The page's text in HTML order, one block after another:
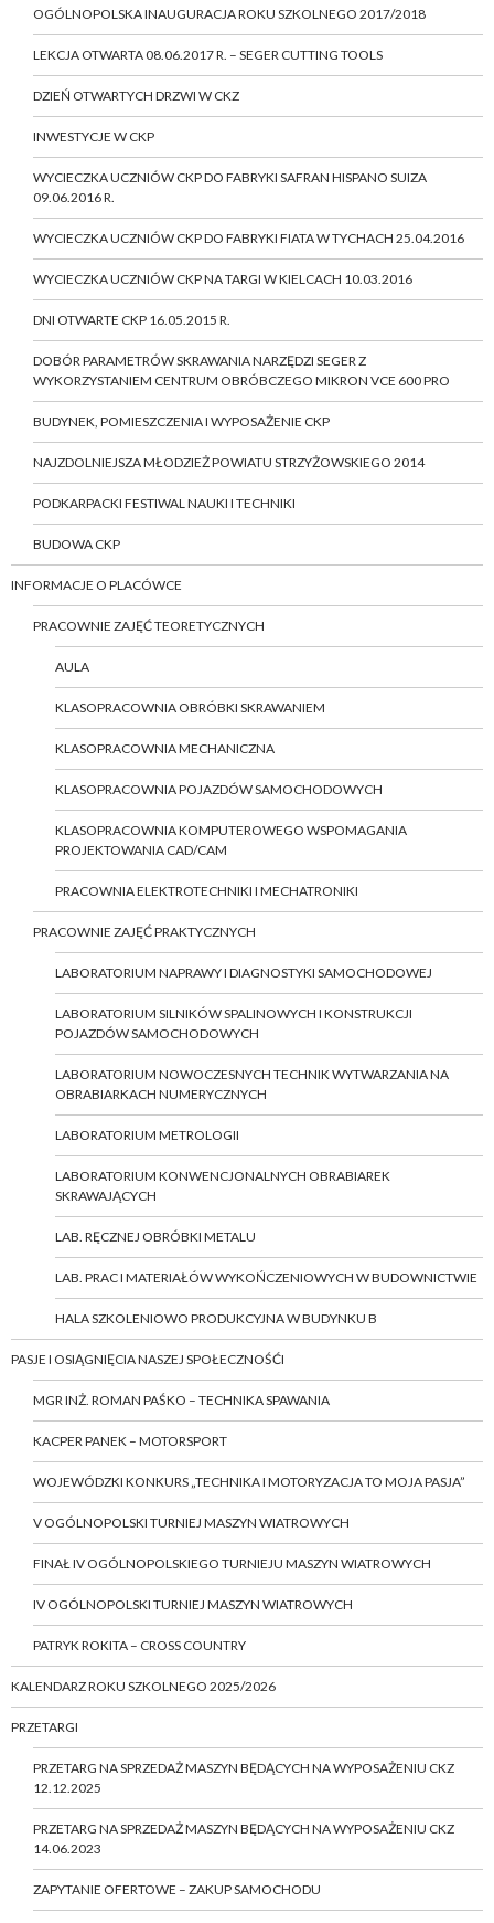
OGÓLNOPOLSKA INAUGURACJA ROKU SZKOLNEGO 2017/2018
LEKCJA OTWARTA 08.06.2017 R. – SEGER CUTTING TOOLS
DZIEŃ OTWARTYCH DRZWI W CKZ
INWESTYCJE W CKP
WYCIECZKA UCZNIÓW CKP DO FABRYKI SAFRAN HISPANO SUIZA
09.06.2016 R.
WYCIECZKA UCZNIÓW CKP DO FABRYKI FIATA W TYCHACH 25.04.2016
WYCIECZKA UCZNIÓW CKP NA TARGI W KIELCACH 10.03.2016
DNI OTWARTE CKP 16.05.2015 R.
DOBÓR PARAMETRÓW SKRAWANIA NARZĘDZI SEGER Z
WYKORZYSTANIEM CENTRUM OBRÓBCZEGO MIKRON VCE 600 PRO
BUDYNEK, POMIESZCZENIA I WYPOSAŻENIE CKP
NAJZDOLNIEJSZA MŁODZIEŻ POWIATU STRZYŻOWSKIEGO 2014
PODKARPACKI FESTIWAL NAUKI I TECHNIKI
BUDOWA CKP
INFORMACJE O PLACÓWCE
PRACOWNIE ZAJĘĆ TEORETYCZNYCH
AULA
KLASOPRACOWNIA OBRÓBKI SKRAWANIEM
KLASOPRACOWNIA MECHANICZNA
KLASOPRACOWNIA POJAZDÓW SAMOCHODOWYCH
KLASOPRACOWNIA KOMPUTEROWEGO WSPOMAGANIA
PROJEKTOWANIA CAD/CAM
PRACOWNIA ELEKTROTECHNIKI I MECHATRONIKI
PRACOWNIE ZAJĘĆ PRAKTYCZNYCH
LABORATORIUM NAPRAWY I DIAGNOSTYKI SAMOCHODOWEJ
LABORATORIUM SILNIKÓW SPALINOWYCH I KONSTRUKCJI
POJAZDÓW SAMOCHODOWYCH
LABORATORIUM NOWOCZESNYCH TECHNIK WYTWARZANIA NA
OBRABIARKACH NUMERYCZNYCH
LABORATORIUM METROLOGII
LABORATORIUM KONWENCJONALNYCH OBRABIAREK
SKRAWAJĄCYCH
LAB. RĘCZNEJ OBRÓBKI METALU
LAB. PRAC I MATERIAŁÓW WYKOŃCZENIOWYCH W BUDOWNICTWIE
HALA SZKOLENIOWO PRODUKCYJNA W BUDYNKU B
PASJE I OSIĄGNIĘCIA NASZEJ SPOŁECZNOŚĆI
MGR INŻ. ROMAN PAŚKO – TECHNIKA SPAWANIA
KACPER PANEK – MOTORSPORT
WOJEWÓDZKI KONKURS „TECHNIKA I MOTORYZACJA TO MOJA PASJA”
V OGÓLNOPOLSKI TURNIEJ MASZYN WIATROWYCH
FINAŁ IV OGÓLNOPOLSKIEGO TURNIEJU MASZYN WIATROWYCH
IV OGÓLNOPOLSKI TURNIEJ MASZYN WIATROWYCH
PATRYK ROKITA – CROSS COUNTRY
KALENDARZ ROKU SZKOLNEGO 2025/2026
PRZETARGI
PRZETARG NA SPRZEDAŻ MASZYN BĘDĄCYCH NA WYPOSAŻENIU CKZ
12.12.2025
PRZETARG NA SPRZEDAŻ MASZYN BĘDĄCYCH NA WYPOSAŻENIU CKZ
14.06.2023
ZAPYTANIE OFERTOWE – ZAKUP SAMOCHODU